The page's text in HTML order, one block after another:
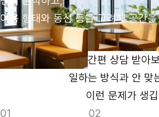
이용 형태와 동선 등을 고려해 공간
간편 상담 받아보
일하는 방식과 안 맞
이런 문제가 생